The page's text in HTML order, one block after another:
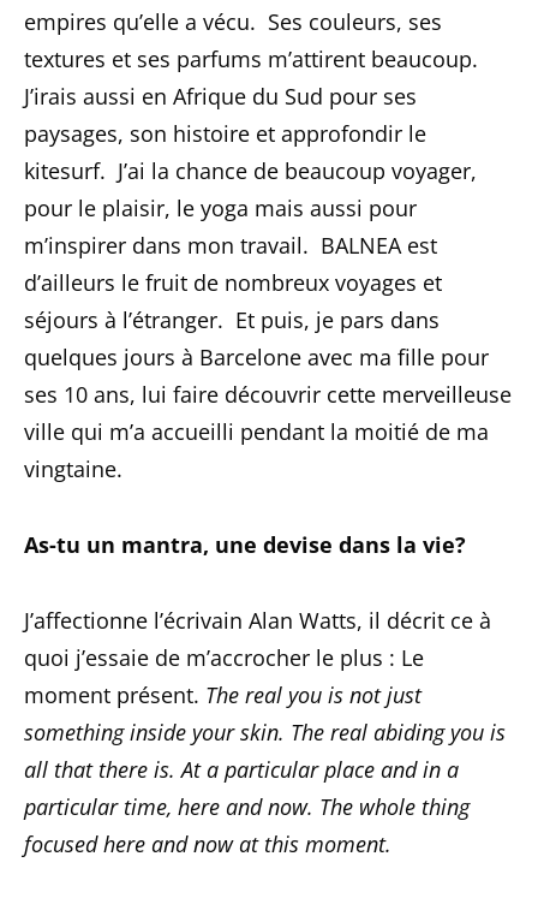
empires qu’elle a vécu. Ses couleurs, ses
textures et ses parfums m’attirent beaucoup.
J’irais aussi en Afrique du Sud pour ses
paysages, son histoire et approfondir le
kitesurf. J’ai la chance de beaucoup voyager,
pour le plaisir, le yoga mais aussi pour
m’inspirer dans mon travail. BALNEA est
d’ailleurs le fruit de nombreux voyages et
séjours à l’étranger. Et puis, je pars dans
quelques jours à Barcelone avec ma fille pour
ses 10 ans, lui faire découvrir cette merveilleuse
ville qui m’a accueilli pendant la moitié de ma
vingtaine.
As-tu un mantra, une devise dans la vie?
J’affectionne l’écrivain Alan Watts, il décrit ce à
quoi j’essaie de m’accrocher le plus : Le
moment présent. The real you is not just
something inside your skin. The real abiding you is
all that there is. At a particular place and in a
particular time, here and now. The whole thing
focused here and now at this moment.